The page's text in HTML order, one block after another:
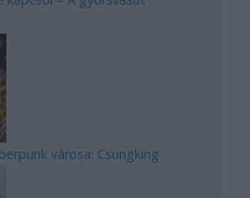
városa: Csungking